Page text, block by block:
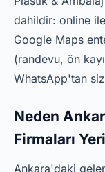
dahildir: online
Google Maps
(randevu, ön
WhatsApp'tan
Neden
Firmaları
Ankara'daki